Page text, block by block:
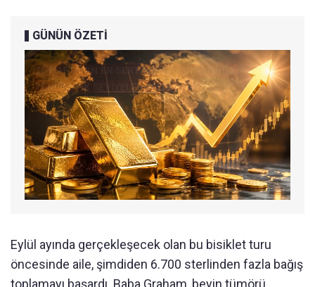
GÜNÜN ÖZETİ
Eylül ayında gerçekleşecek olan bu bisiklet turu
öncesinde aile, şimdiden 6.700 sterlinden fazla bağış
toplamayı başardı. Baba Graham, beyin tümörü